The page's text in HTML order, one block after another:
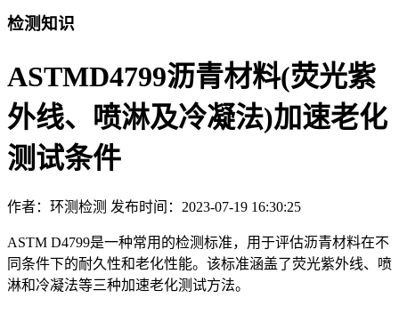
检测知识
ASTMD4799沥青材料(荧光紫
外线、喷淋及冷凝法)加速老化
测试条件
作者：环测检测 发布时间：2023-07-19 16:30:25
ASTM D4799是一种常用的检测标准，用于评估沥青材料在不
同条件下的耐久性和老化性能。该标准涵盖了荧光紫外线、喷
淋和冷凝法等三种加速老化测试方法。